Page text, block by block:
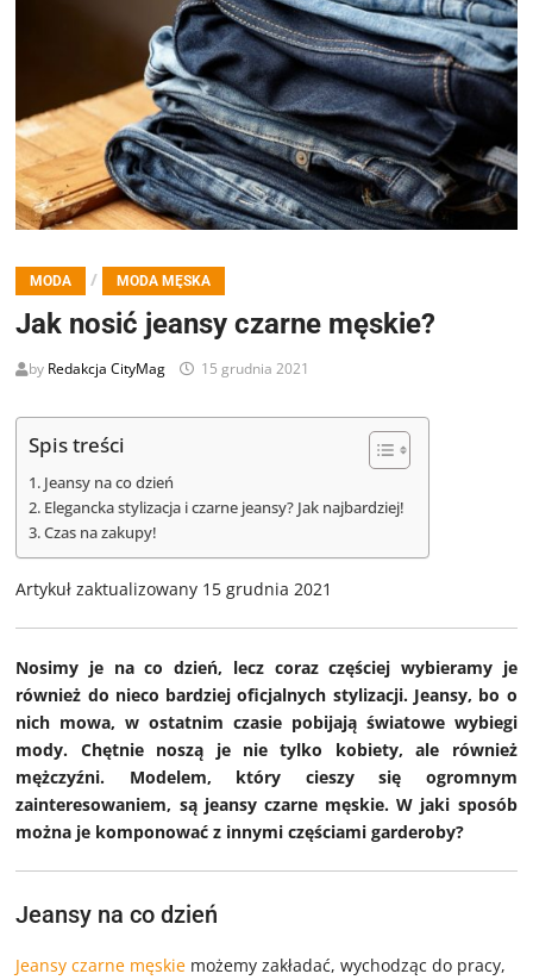
MODA / MODA MĘSKA
Jak nosić jeansy czarne męskie?
by Redakcja CityMag 15 grudnia 2021
Spis treści
Jeansy na co dzień
Elegancka stylizacja i czarne jeansy? Jak najbardziej!
Czas na zakupy!
Artykuł zaktualizowany 15 grudnia 2021
Nosimy je na co dzień, lecz coraz częściej wybieramy je
również do nieco bardziej oficjalnych stylizacji. Jeansy, bo o
nich mowa, w ostatnim czasie pobijają światowe wybiegi
mody. Chętnie noszą je nie tylko kobiety, ale również
mężczyźni. Modelem, który cieszy się ogromnym
zainteresowaniem, są jeansy czarne męskie. W jaki sposób
można je komponować z innymi częściami garderoby?
Jeansy na co dzień
Jeansy czarne męskie możemy zakładać, wychodząc do pracy,